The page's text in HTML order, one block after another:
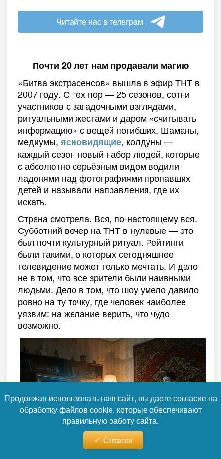
Читайте нас в телеграм
Почти 20 лет нам продавали магию
«Битва экстрасенсов» вышла в эфир ТНТ в
2007 году. С тех пор — 25 сезонов, сотни
участников с загадочными взглядами,
ритуальными жестами и даром «считывать
информацию» с вещей погибших. Шаманы,
медиумы, ясновидящие, колдуны —
каждый сезон новый набор людей, которые
с абсолютно серьёзным видом водили
ладонями над фотографиями пропавших
детей и называли направления, где их
искать.
Страна смотрела. Вся, по-настоящему вся.
Субботний вечер на ТНТ в нулевые — это
был почти культурный ритуал. Рейтинги
были такими, о которых сегодняшнее
телевидение может только мечтать. И дело
не в том, что все зрители были наивными
людьми. Дело в том, что шоу умело давило
ровно на ту точку, где человек наиболее
уязвим: на желание верить, что чудо
возможно.
Продолжая использовать наш сайт, вы даете согласие на
обработку файлов cookie, которые обеспечивают
правильную работу сайта.
Согласен